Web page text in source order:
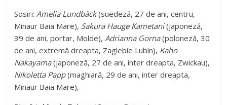
Sosiri:Amelia Lundbäck(suedeză, 27 de ani, centru,
Minaur Baia Mare), Sakura Hauge Kametani(japoneză,
39 de ani, portar, Molde),Adrianna Gorna(poloneză, 30
de ani, extremă dreapta, Zaglebie Lubin), Kaho
Nakayama(japoneză, 27 de ani, inter dreapta, Zwickau),
Nikoletta Papp(maghiară, 29 de ani, inter dreapta,
Minaur Baia Mare),